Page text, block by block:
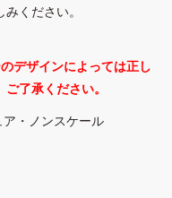
ください。
デザインによっては正し
了承ください。
・ノンスケール